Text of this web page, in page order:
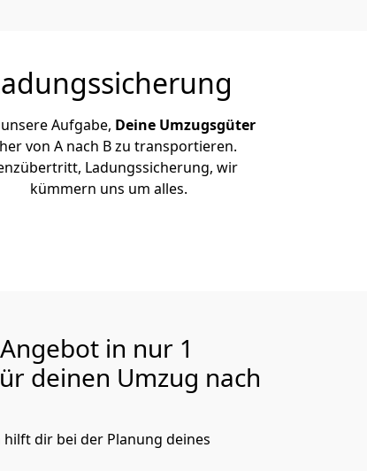
Aufgabe, Deine Umzugsgüter
von A nach B zu transportieren.
Ladungssicherung, wir
kümmern uns um alles.
in nur 1
deinen Umzug nach
dir bei der Planung deines